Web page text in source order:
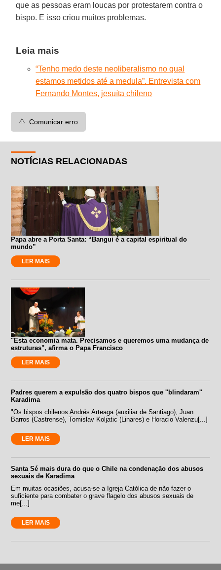
que as pessoas eram loucas por protestarem contra o
bispo. E isso criou muitos problemas.
Leia mais
“Tenho medo deste neoliberalismo no qual
estamos metidos até a medula”. Entrevista com
Fernando Montes, jesuíta chileno
⚠️ Comunicar erro
NOTÍCIAS RELACIONADAS
Papa abre a Porta Santa: “Bangui é a capital espiritual do
mundo”
LER MAIS
"Esta economia mata. Precisamos e queremos uma mudança de
estruturas", afirma o Papa Francisco
LER MAIS
Padres querem a expulsão dos quatro bispos que ''blindaram''
Karadima
"Os bispos chilenos Andrés Arteaga (auxiliar de Santiago), Juan
Barros (Castrense), Tomislav Koljatic (Linares) e Horacio Valenzu[...]
LER MAIS
Santa Sé mais dura do que o Chile na condenação dos abusos
sexuais de Karadima
Em muitas ocasiões, acusa-se a Igreja Católica de não fazer o
suficiente para combater o grave flagelo dos abusos sexuais de
me[...]
LER MAIS